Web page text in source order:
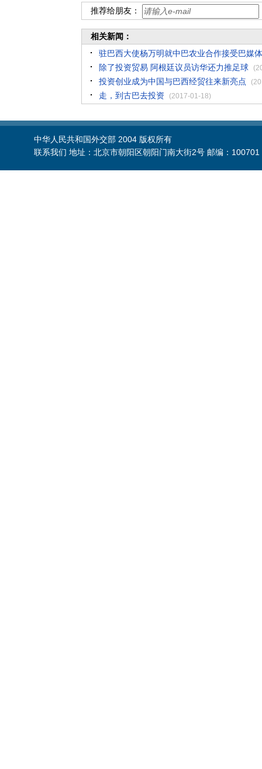
推荐给朋友：
相关新闻：
驻巴西大使杨万明就中巴农业合作接受巴媒
除了投资贸易 阿根廷议员访华还力推足球
投资创业成为中国与巴西经贸往来新亮点
走，到古巴去投资 (2017-01-18)
中华人民共和国外交部 2004 版权所有
联系我们 地址：北京市朝阳区朝阳门南大街2号 邮编：